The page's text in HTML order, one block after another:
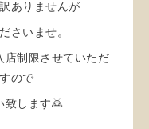
ありませんが
さいませ。
店制限させていただ
ので
致します🙇